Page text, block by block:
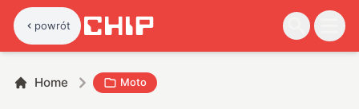
powrót
Home Moto